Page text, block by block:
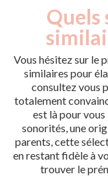
Quels
Vous hésitez sur le
similaires pour
consultez vous
totalement
est là pour
sonorités, une
parents, cette
en restant fidèle à
trouver le